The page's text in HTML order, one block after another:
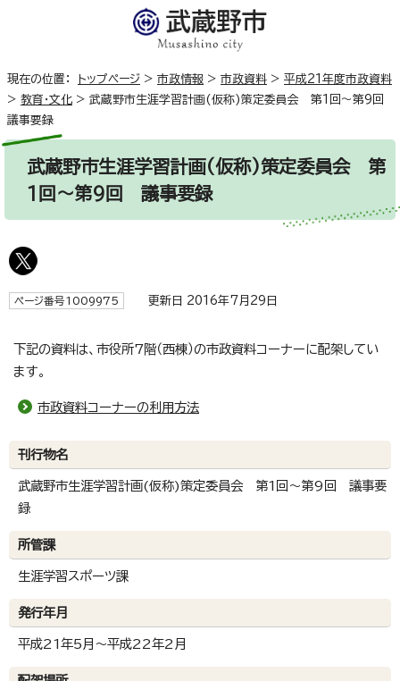
現在の位置： トップページ > 市政情報 > 市政資料 > 平成21年度市政資料
> 教育・文化 > 武蔵野市生涯学習計画(仮称)策定委員会 第1回～第9回
議事要録
武蔵野市生涯学習計画(仮称)策定委員会 第
1回～第9回 議事要録
ページ番号1009975 更新日 2016年7月29日
下記の資料は、市役所7階（西棟）の市政資料コーナーに配架してい
ます。
市政資料コーナーの利用方法
刊行物名
武蔵野市生涯学習計画(仮称)策定委員会 第1回～第9回 議事要
録
所管課
生涯学習スポーツ課
発行年月
平成21年5月～平成22年2月